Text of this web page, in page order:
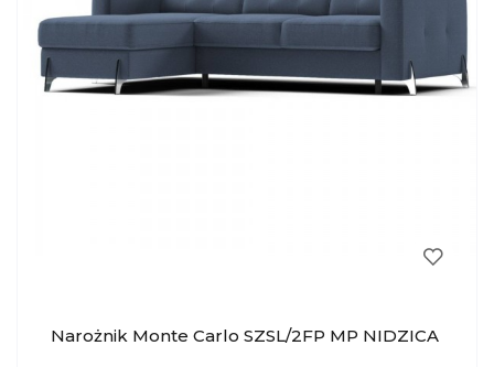
Narożnik Monte Carlo SZSL/2FP MP NIDZICA